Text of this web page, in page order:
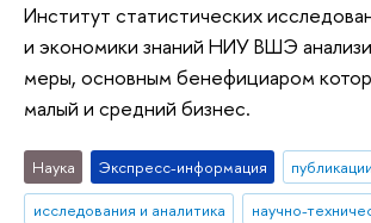
Институт статистических
и экономики знаний НИУ ВШЭ
меры, основным бенефициаром
малый и средний бизнес.
Наука Экспресс-информация
публикации
исследования и аналитика
научно-